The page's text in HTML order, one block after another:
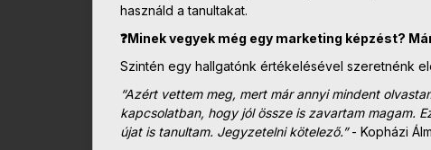
használd a tanultakat.
❓Minek vegyek még egy marketing képzést?
Szintén egy hallgatónk értékelésével szeretnénk
“Azért vettem meg, mert már annyi mindent
kapcsolatban, hogy jól össze is zavartam magam.
újat is tanultam. Jegyzetelni kötelező.”- Kopházi